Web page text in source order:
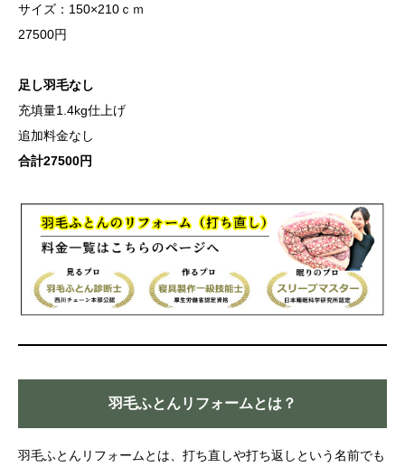
サイズ：150×210ｃｍ
27500円
足し羽毛なし
充填量1.4kg仕上げ
追加料金なし
合計27500円
羽毛ふとんリフォームとは？
羽毛ふとんリフォームとは、打ち直しや打ち返しという名前でも